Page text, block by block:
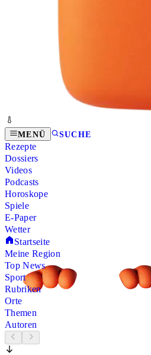
MENÜ SUCHE
Rezepte
Dossiers
Videos
Podcasts
Horoskope
Spiele
E-Paper
Wetter
Startseite
Meine Region
Top News
Sport
Rubriken
Orte
Themen
Autoren